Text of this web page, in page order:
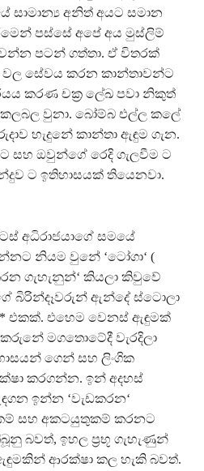
සාමාන්‍ය අනිත් අයට සමාන
පස්සේ අපේ අය මුස්ලිම්
පටන් ගත්තා. ඒ විතරක්
වල සේවය කරන කාන්තාවන්ට
කරණ චක‍්‍ර ලේඛ පවා නිකුත්
වුනා. බෝම්බ එල්ල කලේ
හැදුනේ කාන්තා ඇඳුම ගැන.
සහ ඔවුන්ගේ රෙදි ගැලවීම ට
ට ඉතිහාසයක් තියෙනවා.
අධිරාජයාගේ සමයේ
නියම වුනේ ‘ටෝගා‘ (
ගැහැනුන්‘ කියලා කිවුවේ
බිරින්දෑවරුන් ඇන්දේ ස්ටොලා
එකක්. එහෙම වෙනස් ඇඳුමක්
මගතොටේදී වැරදිලා
ගෙන් සහ ලිංගික
කරගන්න. ඉන් අදහස්
ඉන්න ‘වැඩකරන‘
සහ අකටයුතුකම් කරනට
බවත්, ඉහල ප‍්‍රභූ ගැහැණුන්
ආරක්ෂා කල හැකි බවත්.